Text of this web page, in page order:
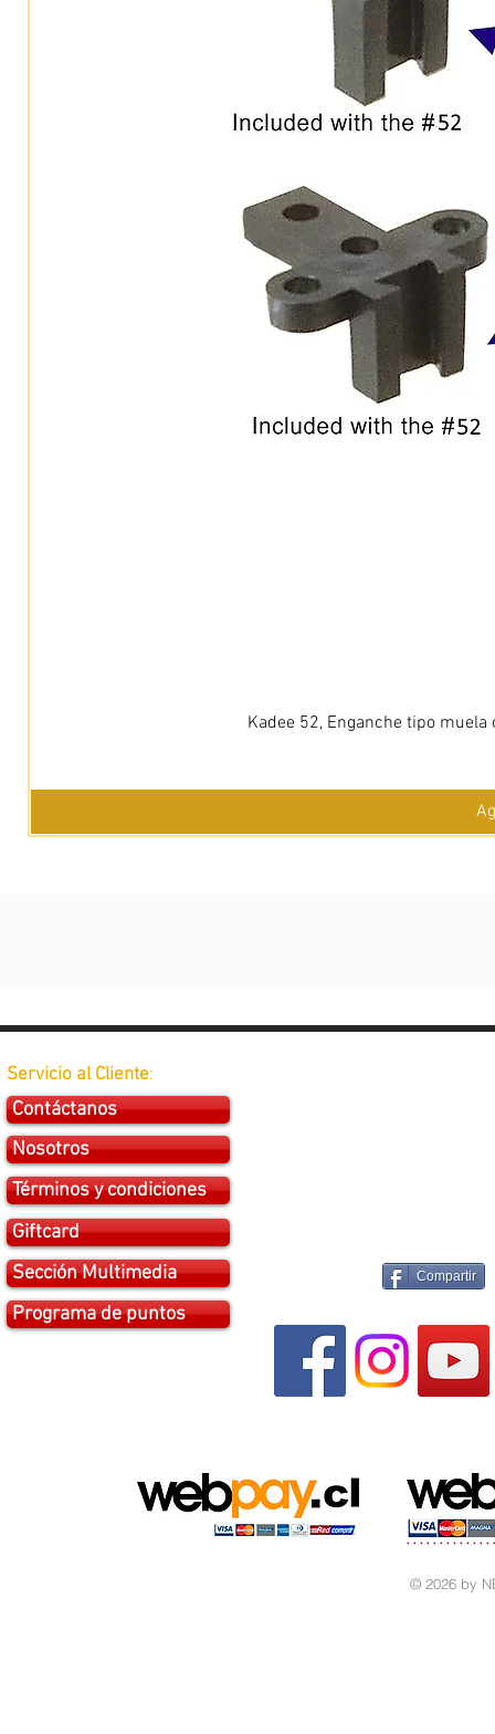
Kadee 52, Enganche tipo
Servicio al Cliente:
Contáctanos
Nosotros
Términos y condiciones
Giftcard
Sección Multimedia
Programa de puntos
Compartir
© 2026 by